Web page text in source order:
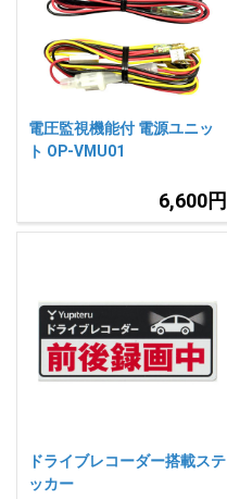
電圧監視機能付 電源ユニッ
ト OP-VMU01
6,600円
ドライブレコーダー搭載ステ
ッカー